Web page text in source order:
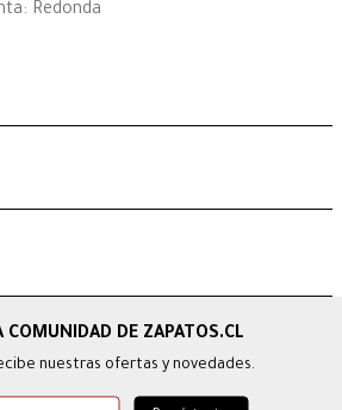
Redonda
nuestras ofertas y novedades.